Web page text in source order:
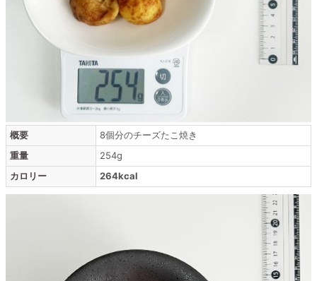
概要
8個分のチーズたこ焼き
重量
254g
カロリー
264kcal